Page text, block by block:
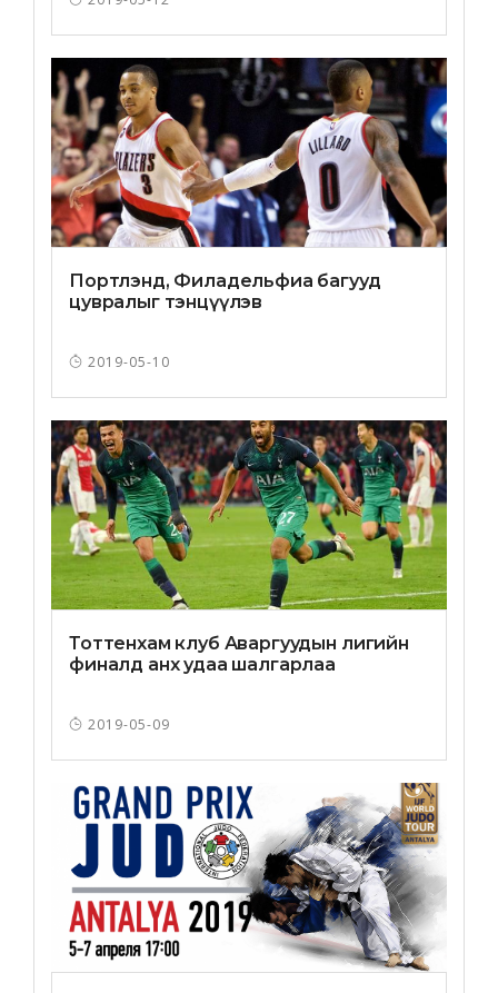
Портлэнд, Филадельфиа багууд
цувралыг тэнцүүлэв
2019-05-10
Тоттенхам клуб Аваргуудын лигийн
финалд анх удаа шалгарлаа
2019-05-09